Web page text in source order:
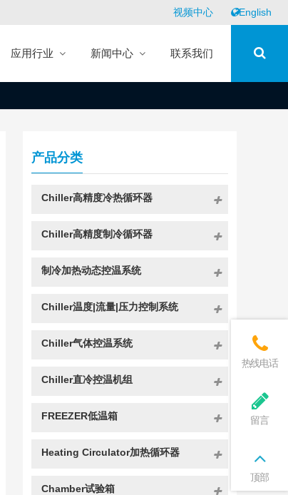
视频中心 English
应用行业 新闻中心 联系我们
产品分类
Chiller高精度冷热循环器
Chiller高精度制冷循环器
制冷加热动态控温系统
Chiller温度|流量|压力控制系统
Chiller气体控温系统
Chiller直冷控温机组
FREEZER低温箱
Heating Circulator加热循环器
Chamber试验箱
热线电话
留言
顶部